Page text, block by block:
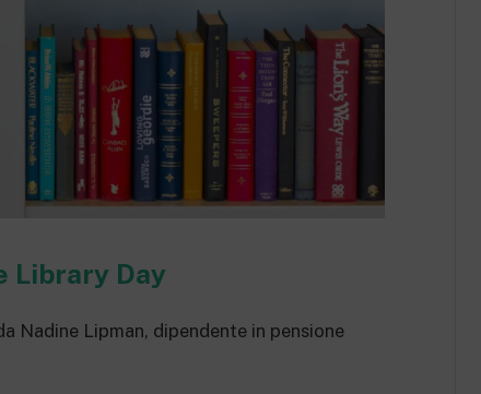
Library Day
Nadine Lipman, dipendente in pensione